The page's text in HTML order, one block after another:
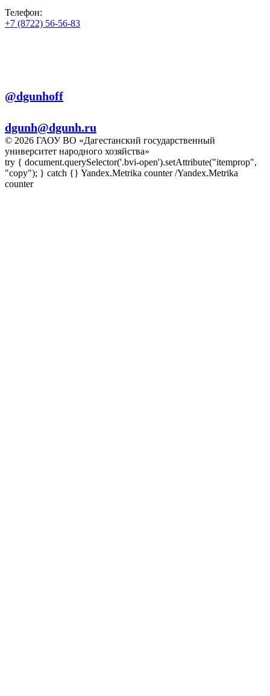
Телефон:
+7 (8722) 56-56-83
@dgunhoff
dgunh@dgunh.ru
© 2026 ГАОУ ВО «Дагестанский государственный
университет народного хозяйства»
try { document.querySelector('.bvi-open').setAttribute("itemprop",
"copy"); } catch {} Yandex.Metrika counter/Yandex.Metrika
counter